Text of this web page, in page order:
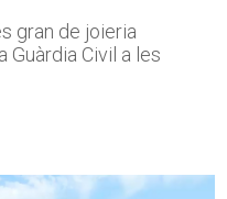
gran de joieria
Guàrdia Civil a les